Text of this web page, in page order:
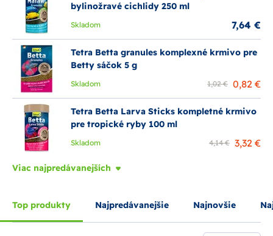
bylinožravé cichlidy 250 ml
Skladom 7,64 €
Tetra Betta granules komplexné krmivo pre
Betty sáčok 5 g
Skladom 1,02 € 0,82 €
Tetra Betta Larva Sticks kompletné krmivo
pre tropické ryby 100 ml
Skladom 4,14 € 3,32 €
Viac najpredávanejších
Top produkty Najpredávanejšie Najnovšie